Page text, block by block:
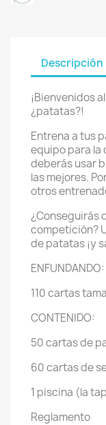
Descripción
¡Bienvenidos
¿patatas?!
Entrena a tus
equipo para la
deberás usar
las mejores.
otros
¿Conseguirás
competición?
de patatas ¡y
ENFUNDANDO:
110 cartas
CONTENIDO:
50 cartas de
60 cartas de
1 piscina (la
Reglamento